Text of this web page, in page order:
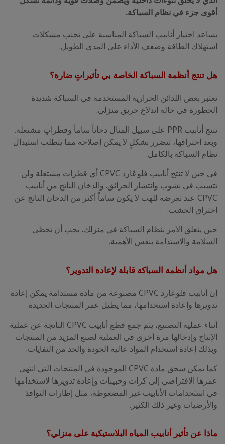
أقوى جزء في نظام السباكة.
يساعد اختيار أنابيب السباكة المناسبة على تجنب مشكلات
استهلاك الطاقة وضعف الأداء على المدى الطويل.
هل تنتج أنظمة السباكة الخاصة بي تأثيراتٍ ضارة؟
تعتبر بعض اللدائن الحرارية المستخدمة في السباكة شديدة
الخطورة في حالة اندلاع حريق منزلي.
تنتج أنابيب PPR على سبيل المثال دخاناً ساماً وقطراتٍ مشتعلة.
وبعد احتراقها، تتضرر بشكلٍ لا يمكن إصلاحه مما يتطلب استبدال
نظام السباكة بالكامل.
في حين لا تنتج أنابيب فلوڠارد CPVC أي قطرات مشتعلة ولن
تتسبب في نشوب وانتشار الحرائق. والدخان الناتج من أنابيب
CPVC عند تعرضه للهب لا يكون ساماً أكثر من الدخان الناتج عن
احتراق الخشب.
حين يتعلق الأمر بنظام السباكة في منزلك، يجب أن تحظى
السلامة والاستدامة بنفس الأهمية.
هل مواد أنظمة السباكة قابلة لإعادة التدوير؟
إن أنابيب فلوڠارد CPVC مصنوعة من مادة مستدامة يمكن إعادة
تدويرها وإعادة استخدامها، مما يطيل عمر المنتجات الجديدة.
أثناء عملية التصنيع، يتم جمع قطع أنابيب CPVC الناتجة عن عملية
الإنتاج وإدخالها مرة أخرى في العملية لصنع المزيد من المنتجات
وبذلك إعادة استخدام المواد عالية الجودة والحد من النفايات.
كما يمكن سحق مادة CPVC الموجودة في المنتجات التي انتهى
عمرها الافتراضي إلى كرات وحبيبات وإعادة تدويرها لاستخدامها
في استخدامات الأنابيب غير المضغوطة، مثل إطارات النوافذ
والأرضيات وغير ذلك الكثير.
ماذا عن تأثير أنابيب المياه البلاستيكية على منزلي؟